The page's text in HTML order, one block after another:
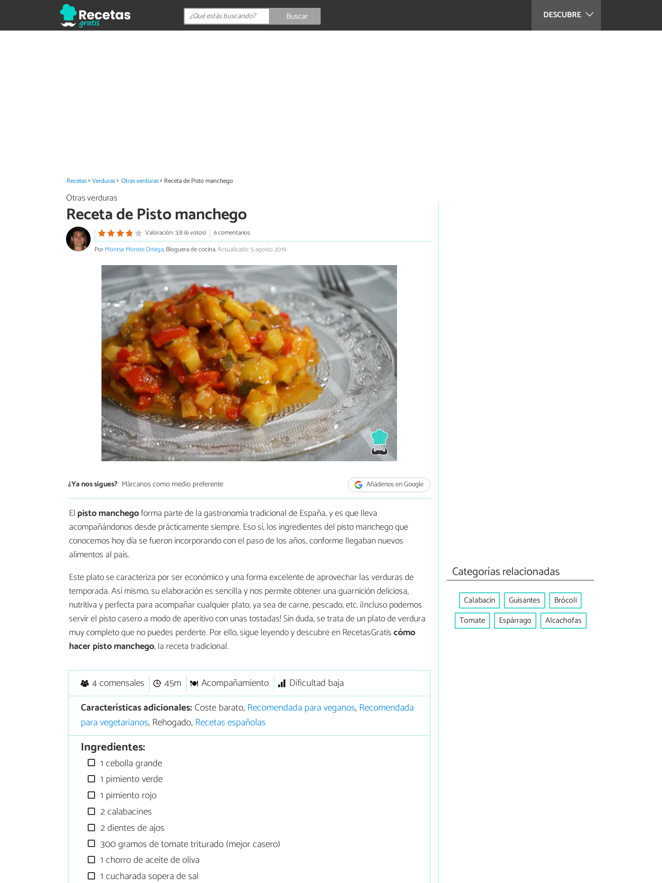
DESCUBRE
Buscar
Recetas Verduras Otras verduras Receta de Pisto manchego
Otras verduras
Receta de Pisto manchego
Valoración: 3.8 (6 votos)
6 comentarios
PorMontse Morote Ortega, Bloguera de cocina.Actualizado: 5 agosto 2019
¿Ya nos sigues? Márcanos como medio preferente Añádenos en Google
El pisto manchegoforma parte de la gastronomía tradicional de España, y es que lleva
acompañándonos desde prácticamente siempre. Eso sí, los ingredientes del pisto manchego que
conocemos hoy día se fueron incorporando con el paso de los años, conforme llegaban nuevos
alimentos al país.
Este plato se caracteriza por ser económico y una forma excelente de aprovechar las verduras de
temporada. Así mismo, su elaboración es sencilla y nos permite obtener una guarnición deliciosa,
nutritiva y perfecta para acompañar cualquier plato, ya sea de carne, pescado, etc. ¡Incluso podemos
servir el pisto casero a modo de aperitivo con unas tostadas! Sin duda, se trata de un plato de verdura
muy completo que no puedes perderte. Por ello, sigue leyendo y descubre en RecetasGratiscómo
hacer pisto manchego, la receta tradicional.
4 comensales 45m Acompañamiento
Dificultad baja
Características adicionales:Coste barato,Recomendada para veganos,Recomendada
para vegetarianos, Rehogado,Recetas españolas
Ingredientes:
1 cebolla grande
1 pimiento verde
1 pimiento rojo
2 calabacines
2 dientes de ajos
300 gramos de tomate triturado (mejor casero)
1 chorro de aceite de oliva
1 cucharada sopera de sal
Categorías relacionadas
Calabacín Guisantes
Brócoli
Tomate
Espárrago Alcachofas